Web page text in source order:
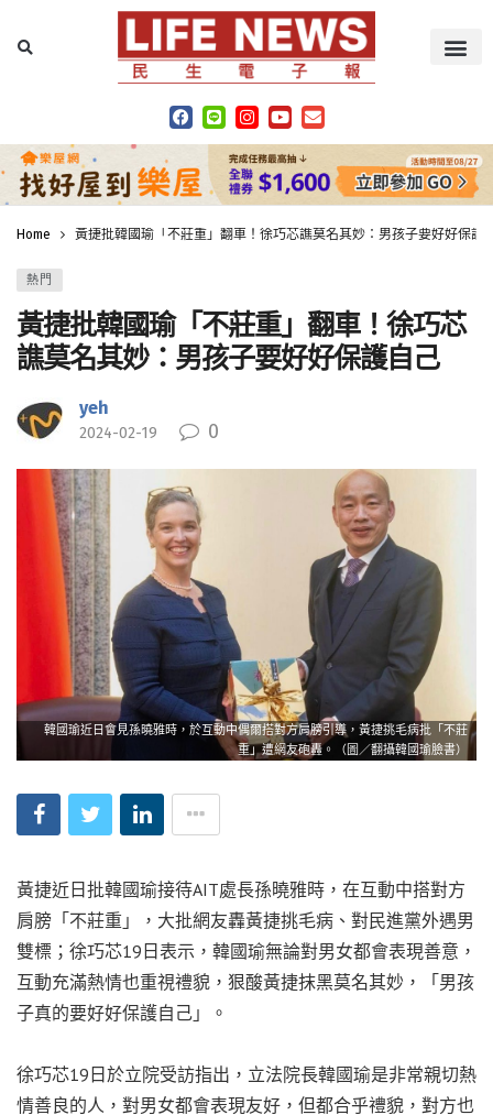
Home 黃捷批韓國瑜「不莊重」翻車！徐巧芯譙莫名其妙：男孩子要好好保護
熱門
黃捷批韓國瑜「不莊重」翻車！徐巧芯
譙莫名其妙：男孩子要好好保護自己
yeh
2024-02-19 0
韓國瑜近日會見孫曉雅時，於互動中偶爾搭對方肩膀引導，黃捷挑毛病批「不莊
重」遭網友砲轟。（圖／翻攝韓國瑜臉書）
黃捷近日批韓國瑜接待AIT處長孫曉雅時，在互動中搭對方
肩膀「不莊重」，大批網友轟黃捷挑毛病、對民進黨外遇男
雙標；徐巧芯19日表示，韓國瑜無論對男女都會表現善意，
互動充滿熱情也重視禮貌，狠酸黃捷抹黑莫名其妙，「男孩
子真的要好好保護自己」。
徐巧芯19日於立院受訪指出，立法院長韓國瑜是非常親切熱
情善良的人，對男女都會表現友好，但都合乎禮貌，對方也